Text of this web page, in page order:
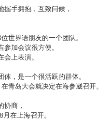
手拥抱，互致问候，
世界语朋友的一个团队。
加会议很方便。
上表演。
，是一个很活跃的群体。
青岛大会就决定在海参崴召开。
协商，
在上海召开。